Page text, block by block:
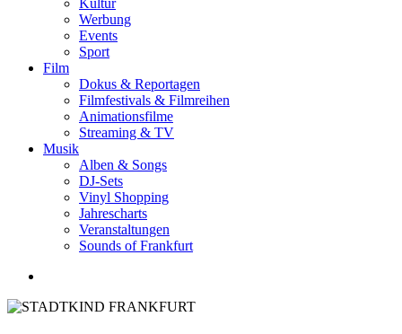
Kultur
Werbung
Events
Sport
Film
Dokus & Reportagen
Filmfestivals & Filmreihen
Animationsfilme
Streaming & TV
Musik
Alben & Songs
DJ-Sets
Vinyl Shopping
Jahrescharts
Veranstaltungen
Sounds of Frankfurt